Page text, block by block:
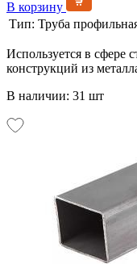
В корзину
Тип: Труба
Используется в сфере
конструкций из
В наличии: 31 шт